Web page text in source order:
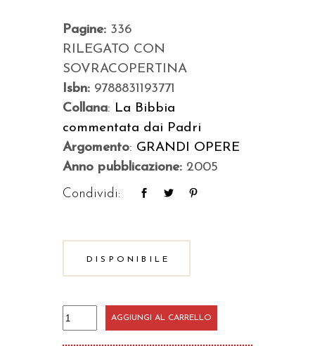
Pagine: 336
RILEGATO CON
SOVRACOPERTINA
Isbn: 9788831193771
Collana: La Bibbia
commentata dai Padri
Argomento: GRANDI OPERE
Anno pubblicazione: 2005
Condividi:
DISPONIBILE
Galati,
Efesini,
AGGIUNGI AL CARRELLO